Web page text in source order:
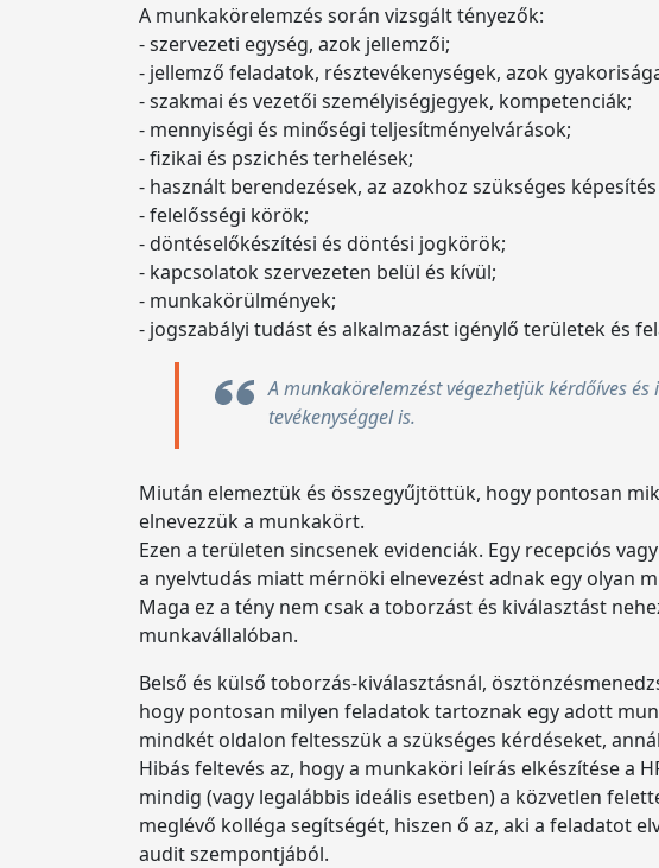
A munkakörelemzés során vizsgált tényezők:
- szervezeti egység, azok jellemzői;
- jellemző feladatok, résztevékenységek, azok
- szakmai és vezetői személyiségjegyek, kompetenciák;
- mennyiségi és minőségi teljesítményelvárások;
- fizikai és pszichés terhelések;
- használt berendezések, az azokhoz szükséges
- felelősségi körök;
- döntéselőkészítési és döntési jogkörök;
- kapcsolatok szervezeten belül és kívül;
- munkakörülmények;
- jogszabályi tudást és alkalmazást igénylő területek és
A munkakörelemzést végezhetjük kérdőíves
tevékenységgel is.
Miután elemeztük és összegyűjtöttük, hogy pontosan
elnevezzük a munkakört.
Ezen a területen sincsenek evidenciák. Egy recepciós
a nyelvtudás miatt mérnöki elnevezést adnak egy olyan
Maga ez a tény nem csak a toborzást és kiválasztást
munkavállalóban.
Belső és külső toborzás-kiválasztásnál,
hogy pontosan milyen feladatok tartoznak egy adott
mindkét oldalon feltesszük a szükséges kérdéseket,
Hibás feltevés az, hogy a munkaköri leírás elkészítése a
mindig (vagy legalábbis ideális esetben) a közvetlen
meglévő kolléga segítségét, hiszen ő az, aki a feladatot
audit szempontjából.